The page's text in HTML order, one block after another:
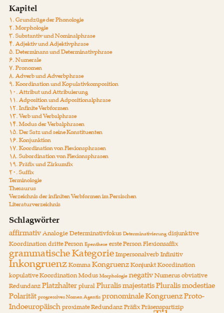
Kapitel
۱. Grundzüge der Phonologie
۲. Morphologie
۳. Substantiv und Nominalphrase
۴. Adjektiv und Adjektivphrase
۵. Determinans und Determinativphrase
۶. Numerale
۷. Pronomen
۸. Adverb und Adverbphrase
۹. Koordination und Kopulativkomposition
۱۰. Attribut und Attribuierung
۱۱. Adposition und Adpositionalphrase
۱۲. Infinite Verbformen
۱۳. Verb und Verbalphrase
۱۴. Modus der Verbalphrasen
۱۵. Der Satz und seine Konstituenten
۱۶. Konjunktion
۱۷. Koordination von Flexionsphrasen
۱۸. Subordination von Flexionsphrasen
۱۹. Präfix und Zirkumfix
۲۰. Suffix
Terminologie
Thesaurus
Verzeichnis der infiniten Verbformen im Persischen
Literaturverzeichnis
Schlagwörter
affirmativAnalogieDeterminativfokusDeterminativierungdisjunktive
Koordinationdritte PersonEpentheseerste PersonFlexionsaffix
grammatische KategorieImpersonalverbInfinitiv
InkongruenzKommaKongruenzKonjunktKoordination
kopulative KoordinationModusMorphologienegativNumerusobviative
RedundanzPlatzhalterpluralPluralis majestatisPluralis modestiae
Polaritätprogressives Nomen Agentispronominale KongruenzProto-
Indoeuropäischproximate RedundanzPräfixPräsenspartizip